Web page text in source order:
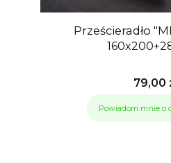
Prześcieradło
Cena
79,00
Powiadom mnie o